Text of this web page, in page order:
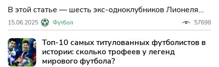
В этой статье — шесть экс-одноклубников Лионеля
Месси, которые при выборе лучшего футболиста в
мире отдали предпочтение другим игрокам.
15.06.2025 Футбол 57698
Топ-10 самых титулованных футболистов в
истории: сколько трофеев у легенд
мирового футбола?